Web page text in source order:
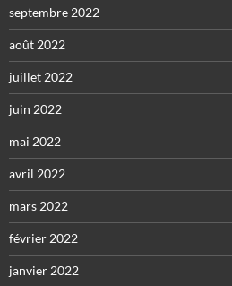
septembre 2022
août 2022
juillet 2022
juin 2022
mai 2022
avril 2022
mars 2022
février 2022
janvier 2022